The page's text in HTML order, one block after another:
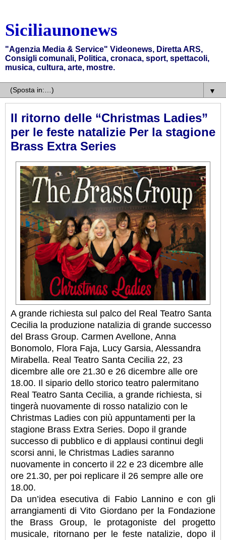
Siciliaunonews
"Agenzia Media & Service" Videonews, Diretta ARS,
Consigli comunali, Politica, cronaca, sport, spettacoli,
musica, cultura, arte, mostre.
▼
Il ritorno delle “Christmas Ladies”
per le feste natalizie Per la stagione
Brass Extra Series
A grande richiesta sul palco del Real Teatro Santa
Cecilia la produzione natalizia di grande successo
del Brass Group. Carmen Avellone, Anna
Bonomolo, Flora Faja, Lucy Garsia, Alessandra
Mirabella. Real Teatro Santa Cecilia 22, 23
dicembre alle ore 21.30 e 26 dicembre alle ore
18.00. Il sipario dello storico teatro palermitano
Real Teatro Santa Cecilia, a grande richiesta, si
tingerà nuovamente di rosso natalizio con le
Christmas Ladies con più appuntamenti per la
stagione Brass Extra Series. Dopo il grande
successo di pubblico e di applausi continui degli
scorsi anni, le Christmas Ladies saranno
nuovamente in concerto il 22 e 23 dicembre alle
ore 21.30, per poi replicare il 26 sempre alle ore
18.00.
Da un’idea esecutiva di Fabio Lannino e con gli
arrangiamenti di Vito Giordano per la Fondazione
the Brass Group, le protagoniste del progetto
musicale, ritornano per le feste natalizie, dopo il